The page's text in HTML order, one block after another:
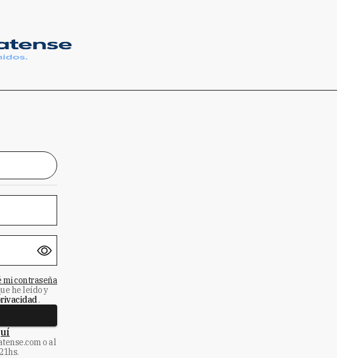
mi contraseña
he leído y
.
o al